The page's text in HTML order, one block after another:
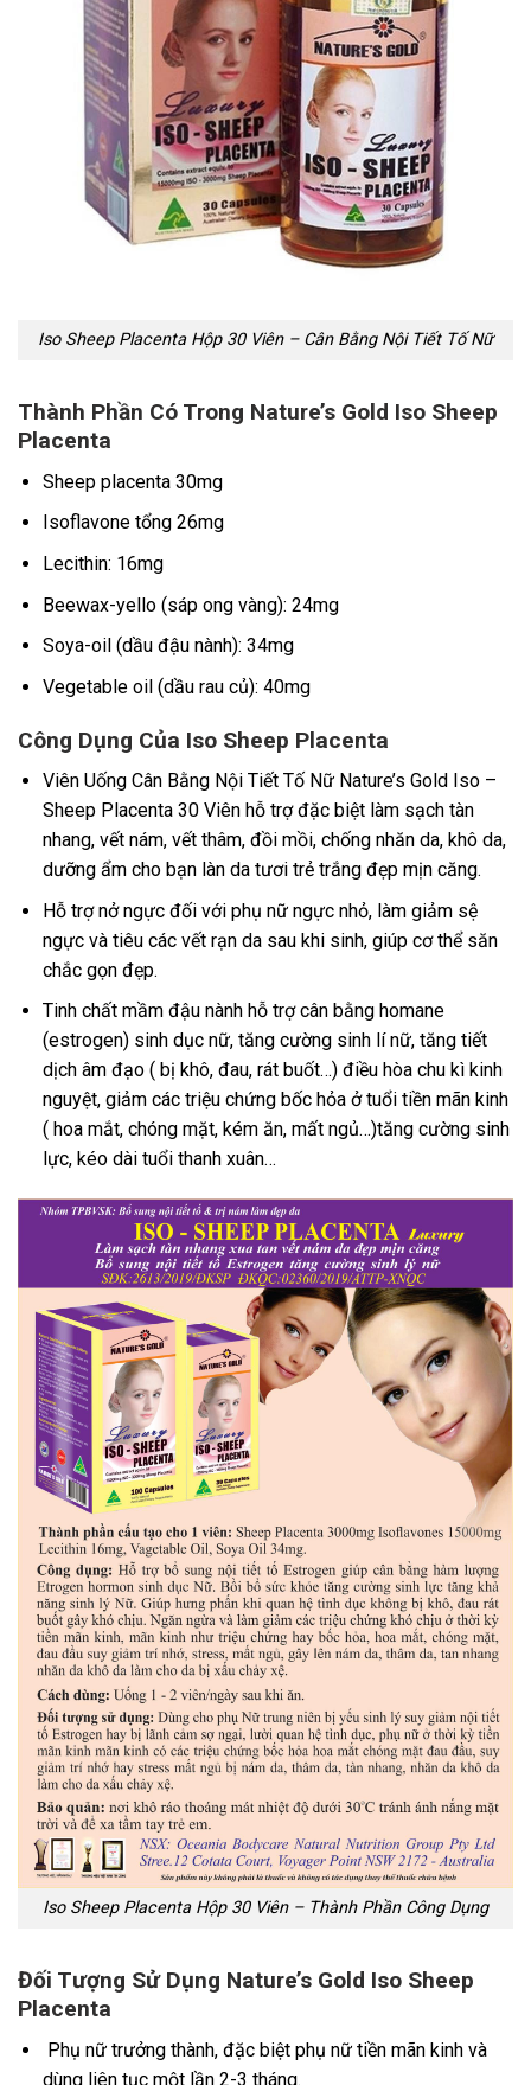
Iso Sheep Placenta Hộp 30 Viên – Cân Bằng Nội Tiết Tố Nữ
Thành Phần Có Trong Nature’s Gold Iso Sheep
Placenta
Sheep placenta 30mg
Isoflavone tổng 26mg
Lecithin: 16mg
Beewax-yello (sáp ong vàng): 24mg
Soya-oil (dầu đậu nành): 34mg
Vegetable oil (dầu rau củ): 40mg
Công Dụng Của Iso Sheep Placenta
Viên Uống Cân Bằng Nội Tiết Tố Nữ Nature’s Gold Iso –
Sheep Placenta 30 Viên hỗ trợ đặc biệt làm sạch tàn
nhang, vết nám, vết thâm, đồi mồi, chống nhăn da, khô da,
dưỡng ẩm cho bạn làn da tươi trẻ trắng đẹp mịn căng.
Hỗ trợ nở ngực đối với phụ nữ ngực nhỏ, làm giảm sệ
ngực và tiêu các vết rạn da sau khi sinh, giúp cơ thể săn
chắc gọn đẹp.
Tinh chất mầm đậu nành hỗ trợ cân bằng homane
(estrogen) sinh dục nữ, tăng cường sinh lí nữ, tăng tiết
dịch âm đạo ( bị khô, đau, rát buốt…) điều hòa chu kì kinh
nguyệt, giảm các triệu chứng bốc hỏa ở tuổi tiền mãn kinh
( hoa mắt, chóng mặt, kém ăn, mất ngủ…)tăng cường sinh
lực, kéo dài tuổi thanh xuân…
Iso Sheep Placenta Hộp 30 Viên – Thành Phần Công Dụng
Đối Tượng Sử Dụng Nature’s Gold Iso Sheep
Placenta
Phụ nữ trưởng thành, đặc biệt phụ nữ tiền mãn kinh và
dùng liên tục một lần 2-3 tháng.